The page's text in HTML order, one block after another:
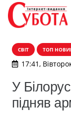
СВІТ ТОП
17:41,
У
підняв